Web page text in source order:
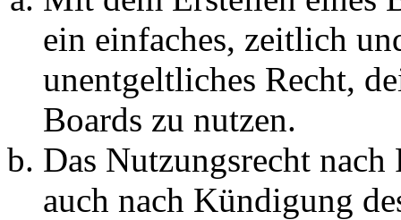
ein einfaches, zeitlich
unentgeltliches Recht,
Boards zu nutzen.
Das Nutzungsrecht
auch nach Kündigung